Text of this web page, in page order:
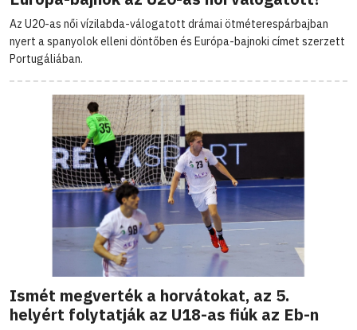
Az U20-as női vízilabda-válogatott drámai ötméterespárbajban
nyert a spanyolok elleni döntőben és Európa-bajnoki címet szerzett
Portugáliában.
Ismét megverték a horvátokat, az 5.
helyért folytatják az U18-as fiúk az Eb-n